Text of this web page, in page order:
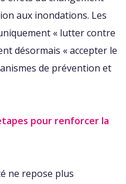
aux inondations. Les
« lutter contre
désormais « accepter le
de prévention et
pour renforcer la
ne repose plus